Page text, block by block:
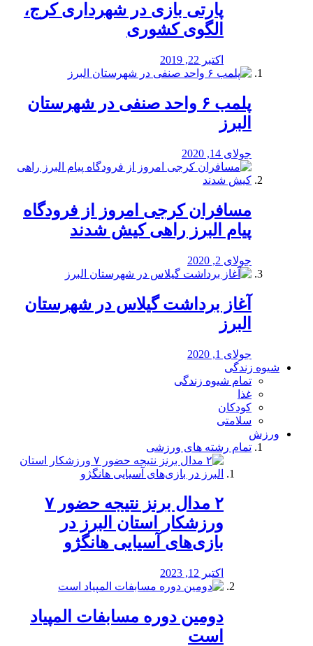
پارتی بازی در شهرداری کرج،
الگوی کشوری
اکتبر 22, 2019
پلمب ۶ واحد صنفی در شهرستان
البرز
جولای 14, 2020
مسافران کرجی امروز از فرودگاه
پیام البرز راهی کیش شدند
جولای 2, 2020
آغاز برداشت گیلاس در شهرستان
البرز
جولای 1, 2020
شیوه زندگی
تمام شیوه زندگی
غذا
کودکان
سلامتی
ورزش
تمام رشته های ورزشی
۲ مدال برنز نتیجه حضور ۷
ورزشکار استان البرز در
بازی‌های آسیایی هانگژو
اکتبر 12, 2023
دومین دوره مسابفات المپیاد
است